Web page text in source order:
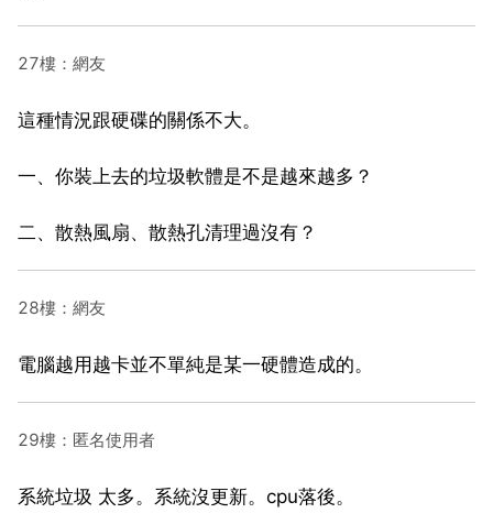
27樓：網友
這種情況跟硬碟的關係不大。
一、你裝上去的垃圾軟體是不是越來越多？
二、散熱風扇、散熱孔清理過沒有？
28樓：網友
電腦越用越卡並不單純是某一硬體造成的。
29樓：匿名使用者
系統垃圾 太多。系統沒更新。cpu落後。